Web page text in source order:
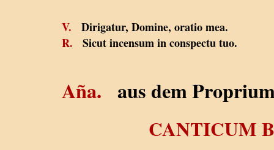
V. Dirigatur, Domine, oratio mea.
R. Sicut incensum in conspectu tuo.
Aña. aus dem
CANTICUM